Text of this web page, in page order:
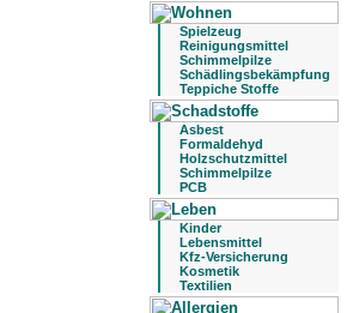
Spielzeug
Reinigungsmittel
Schimmelpilze
Schädlingsbekämpfung
Teppiche Stoffe
Asbest
Formaldehyd
Holzschutzmittel
Schimmelpilze
PCB
Kinder
Lebensmittel
Kfz-Versicherung
Kosmetik
Textilien